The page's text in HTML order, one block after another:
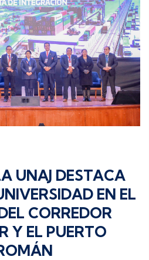
UNAJ DESTACA
EN EL
CORREDOR
Y EL PUERTO